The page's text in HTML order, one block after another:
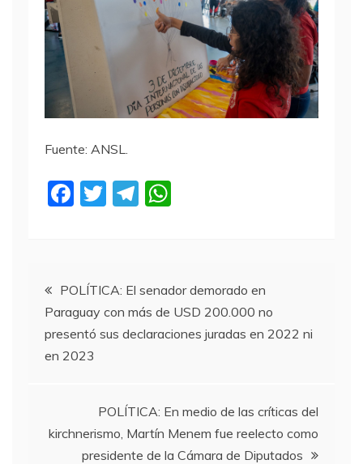
Fuente: ANSL.
F
b
o
o
T
T
a
m
A
p
p
Navegación
de
entradas
POLÍTICA: El senador demorado en
Paraguay con más de USD 200.000 no
presentó sus declaraciones juradas en 2022 ni
en 2023
POLÍTICA: En medio de las críticas del
kirchnerismo, Martín Menem fue reelecto como
presidente de la Cámara de Diputados